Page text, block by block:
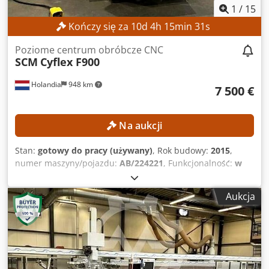
850 mm Waga: 4 000 kg 1 / 15
Kończy się za 10d 4h 15min 28s
Holandia 948 km
Poziome centrum obróbcze CNC
SCM Cyflex F900
7 500 €
Na aukcji
Stan: gotowy do pracy (używany), Rok budowy: 2015,
numer maszyny/pojazdu: AB/224221, Funkcjonalność: w
, godziny pracy:
900 mm, maksymalna prędkość wrzeciona frezarki:18 000
obr./min, długość robocza:3 050 mm, Wyposażenie:
Oznakowanie CE, DANE TECHNICZNE Obszar roboczy, oś X:
3050 mm Obszar roboczy, oś Y: 900 mm Obszar roboczy, oś
Z: 60 mm Sterowane osie: 1 szt. Wrzeciono frezujące Liczba
wrzecion frezujących: 1 szt. Maksymalna prędkość
obrotowa wrzeciona: 18 000 obr./min Moc silnika
Aukcja